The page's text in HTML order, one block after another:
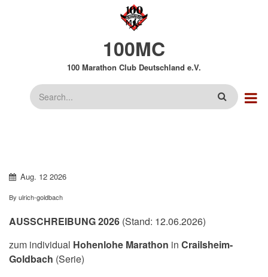
100MC
100 Marathon Club Deutschland e.V.
Suche
Aug. 12 2026
By ulrich-goldbach
AUSSCHREIBUNG 2026 (Stand: 12.06.2026)
zum individual Hohenlohe Marathon in Crailsheim-
Goldbach (Serie)